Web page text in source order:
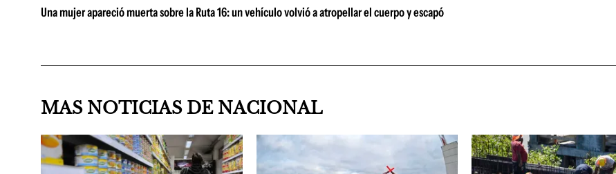
Una mujer apareció muerta sobre la Ruta 16: un vehículo volvió a atropellar el cuerpo y escapó
MAS NOTICIAS DE NACIONAL